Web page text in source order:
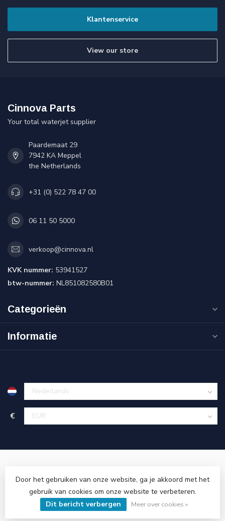
Klantenservice
View our store
Cinnova Parts
Your total waterjet supplier
Paardemaat 29
7942 KA Meppel
the Netherlands
+31 (0) 522 78 47 00
06 11 50 5000
verkoop@cinnova.nl
KVK nummer: 53941527
btw-nummer: NL851082580B01
Categorieën
Informatie
€
© Copyright 2026 Cinnova Parts- Powered byLightspeed-
Lightspeed designby Dyvelopment
Door het gebruiken van onze website, ga je akkoord met het
gebruik van cookies om onze website te verbeteren.
Dit bericht verbergen
Meer over cookies »